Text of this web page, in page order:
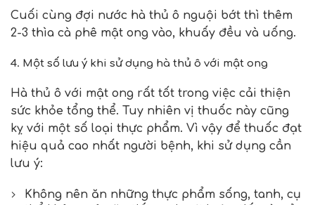
Cuối cùng đợi nước hà thủ ô nguội bớt thì thêm
2-3 thìa cà phê mật ong vào, khuấy đều và uống.
4. Một số lưu ý khi sử dụng hà thủ ô với mật ong
Hà thủ ô với mật ong rất tốt trong việc cải thiện
sức khỏe tổng thể. Tuy nhiên vị thuốc này cũng
kỵ với một số loại thực phẩm. Vì vậy để thuốc đạt
hiệu quả cao nhất người bệnh, khi sử dụng cần
lưu ý:
Không nên ăn những thực phẩm sống, tanh, cụ